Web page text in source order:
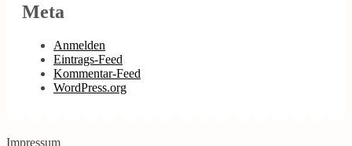
Meta
Anmelden
Eintrags-Feed
Kommentar-Feed
WordPress.org
Impressum